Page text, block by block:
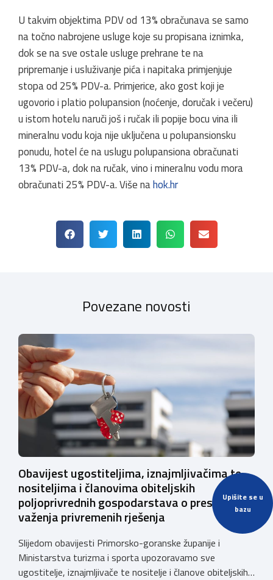
Upišite se u
bazu
U takvim objektima PDV od 13% obračunava se samo
na točno nabrojene usluge koje su propisana iznimka,
dok se na sve ostale usluge prehrane te na
pripremanje i usluživanje pića i napitaka primjenjuje
stopa od 25% PDV-a. Primjerice, ako gost koji je
ugovorio i platio polupansion (noćenje, doručak i večeru)
u istom hotelu naruči još i ručak ili popije bocu vina ili
mineralnu vodu koja nije uključena u polupansionsku
ponudu, hotel će na uslugu polupansiona obračunati
13% PDV-a, dok na ručak, vino i mineralnu vodu mora
obračunati 25% PDV-a. Više nahok.hr
Povezane novosti
Obavijest ugostiteljima, iznajmljivačima te
nositeljima i članovima obiteljskih
poljoprivrednih gospodarstava o prestanku
važenja privremenih rješenja
Slijedom obavijesti Primorsko-goranske županije i
Ministarstva turizma i sporta upozoravamo sve
ugostitelje, iznajmljivače te nositelje i članove obiteljskih